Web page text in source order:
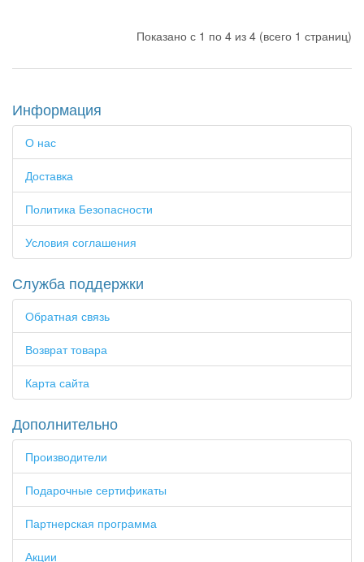
Показано с 1 по 4 из 4 (всего 1 страниц)
Информация
О нас
Доставка
Политика Безопасности
Условия соглашения
Служба поддержки
Обратная связь
Возврат товара
Карта сайта
Дополнительно
Производители
Подарочные сертификаты
Партнерская программа
Акции